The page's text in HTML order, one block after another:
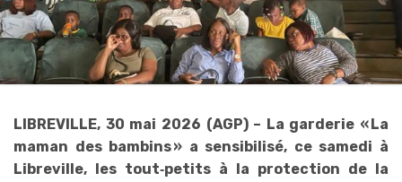
LIBREVILLE, 30 mai 2026 (AGP) – La garderie « La
maman des bambins » a sensibilisé, ce samedi à
Libreville, les tout‑petits à la protection de la